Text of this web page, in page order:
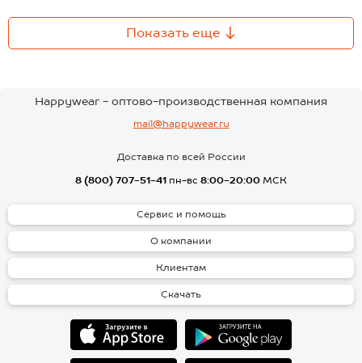
Показать еще
Happywear - оптово-производственная компания
mail@happywear.ru
Доставка по всей России
8 (800) 707-51-41 пн-вс 8:00-20:00 МСК
Сервис и помощь
О компании
Клиентам
Скачать